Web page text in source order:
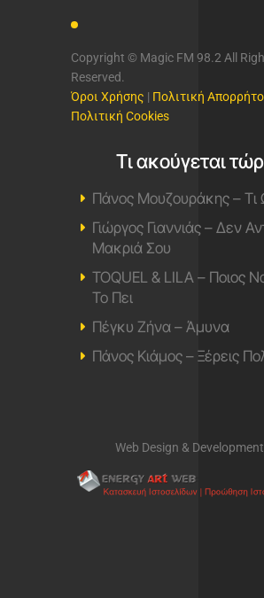
Copyright © Magic FM 98.2 All
Reserved.
Όροι Χρήσης | Πολιτική
Πολιτική Cookies
Τι ακούγεται
Πάνος Μουζουράκης – Τι
Γιώργος Γιαννιάς – Δεν
Μακριά Σου
TOQUEL & LILA – Ποιος
Το Πει
Πέγκυ Ζήνα – Άμυνα
Πάνος Κιάμος – Ξέρεις
Web Design &